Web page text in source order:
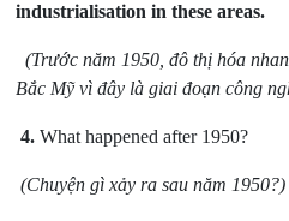
industrialisation in these areas.
(Trước năm 1950, đô thị hóa
Bắc Mỹ vì đây là giai đoạn công
4. What happened after 1950?
(Chuyện gì xảy ra sau năm 1950?)